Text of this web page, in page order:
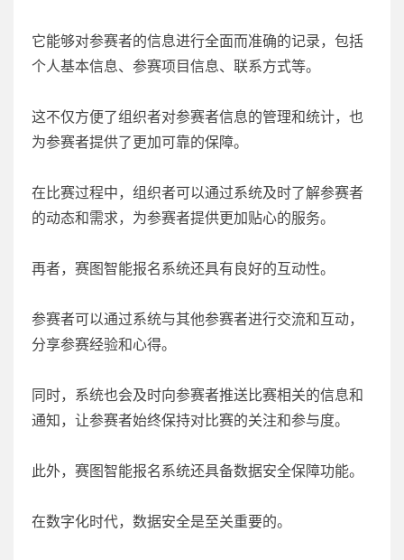
它能够对参赛者的信息进行全面而准确的记录，包括
个人基本信息、参赛项目信息、联系方式等。
这不仅方便了组织者对参赛者信息的管理和统计，也
为参赛者提供了更加可靠的保障。
在比赛过程中，组织者可以通过系统及时了解参赛者
的动态和需求，为参赛者提供更加贴心的服务。
再者，赛图智能报名系统还具有良好的互动性。
参赛者可以通过系统与其他参赛者进行交流和互动，
分享参赛经验和心得。
同时，系统也会及时向参赛者推送比赛相关的信息和
通知，让参赛者始终保持对比赛的关注和参与度。
此外，赛图智能报名系统还具备数据安全保障功能。
在数字化时代，数据安全是至关重要的。